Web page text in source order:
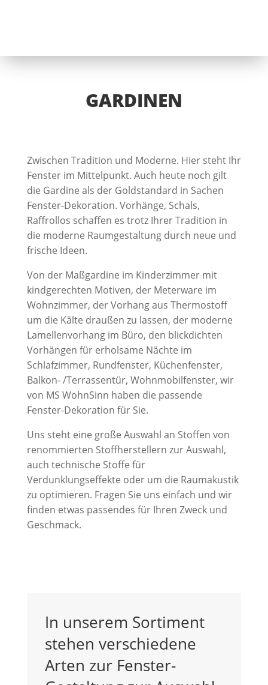
GARDINEN
Zwischen Tradition und Moderne. Hier steht Ihr
Fenster im Mittelpunkt. Auch heute noch gilt
die Gardine als der Goldstandard in Sachen
Fenster-Dekoration. Vorhänge, Schals,
Raffrollos schaffen es trotz Ihrer Tradition in
die moderne Raumgestaltung durch neue und
frische Ideen.
Von der Maßgardine im Kinderzimmer mit
kindgerechten Motiven, der Meterware im
Wohnzimmer, der Vorhang aus Thermostoff
um die Kälte draußen zu lassen, der moderne
Lamellenvorhang im Büro, den blickdichten
Vorhängen für erholsame Nächte im
Schlafzimmer, Rundfenster, Küchenfenster,
Balkon- /Terrassentür, Wohnmobilfenster, wir
von MS WohnSinn haben die passende
Fenster-Dekoration für Sie.
Uns steht eine große Auswahl an Stoffen von
renommierten Stoffherstellern zur Auswahl,
auch technische Stoffe für
Verdunklungseffekte oder um die Raumakustik
zu optimieren. Fragen Sie uns einfach und wir
finden etwas passendes für Ihren Zweck und
Geschmack.
In unserem Sortiment
stehen verschiedene
Arten zur Fenster-